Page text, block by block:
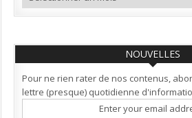
NOUVELLES
Pour ne rien rater de nos contenus,
lettre (presque) quotidienne
Enter your email